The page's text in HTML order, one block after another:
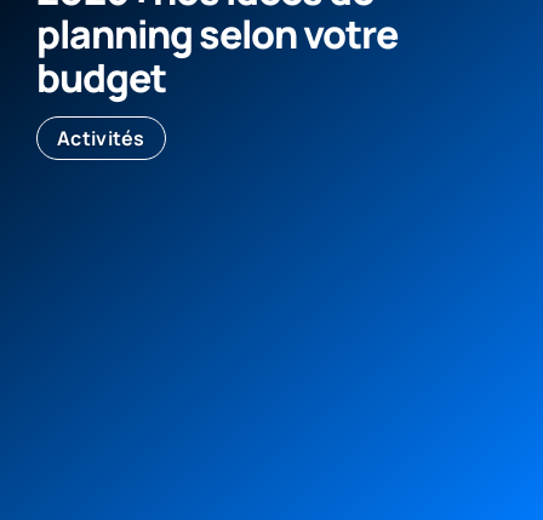
planning selon votre
budget
Activités